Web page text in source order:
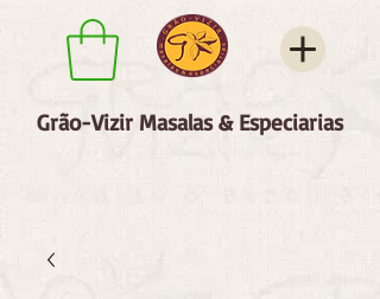
Grão-Vizir Masalas & Especiarias